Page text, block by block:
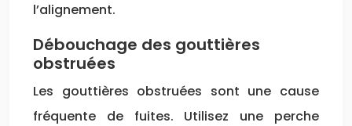
l’alignement.
Débouchage des gouttières
obstruées
Les gouttières obstruées sont une cause
fréquente de fuites. Utilisez une perche